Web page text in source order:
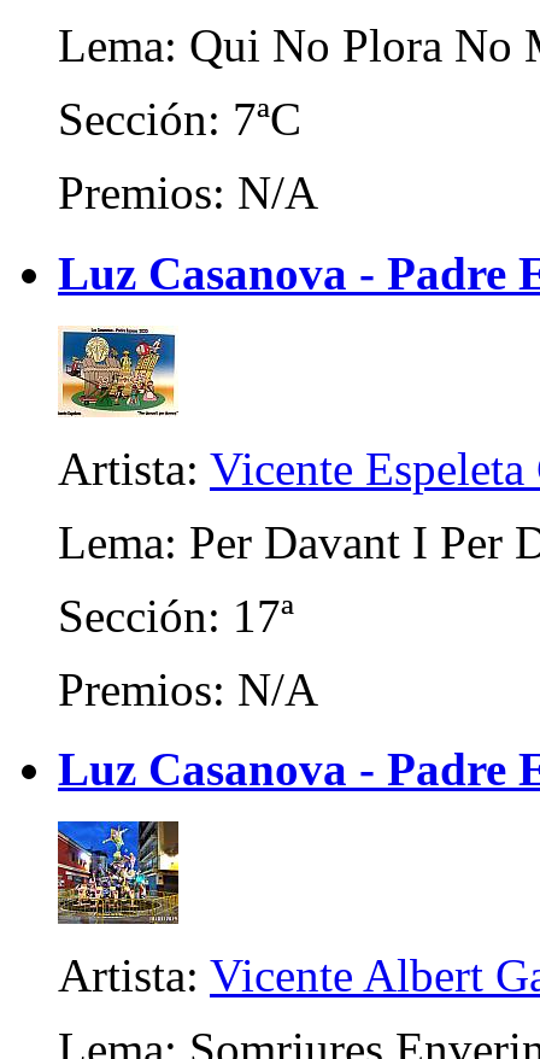
Lema: Qui No Plora No
Sección: 7ªC
Premios: N/A
Luz Casanova - Padre
Artista: Vicente Espeleta
Lema: Per Davant I Per
Sección: 17ª
Premios: N/A
Luz Casanova - Padre
Artista: Vicente Albert